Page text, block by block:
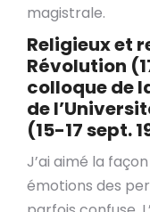
magistrale.
Religieux et
Révolution
colloque de
de
(15-17 sept.
J’ai aimé la
émotions des